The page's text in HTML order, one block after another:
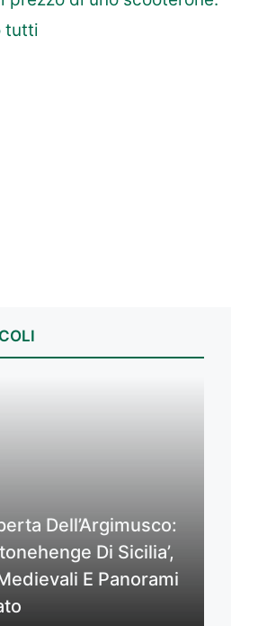
tutti
Dell’Argimusco:
Di Sicilia’,
E Panorami